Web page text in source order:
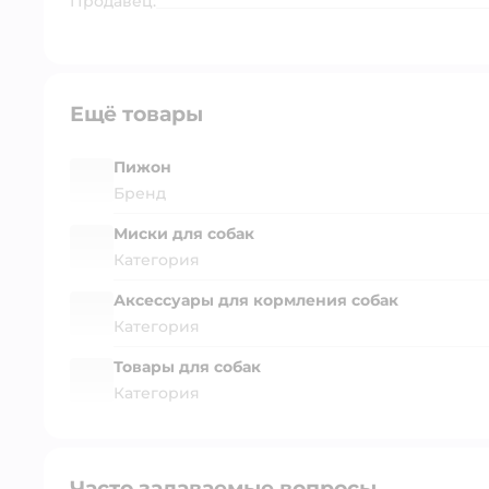
Ещё товары
Пижон
Бренд
Миски для собак
Категория
Аксессуары для кормления собак
Категория
Товары для собак
Категория